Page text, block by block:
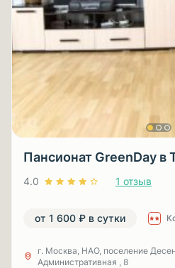
Пансионат GreenDay в
4.0 1 отзыв
от 1 600 ₽ в сутки
г. Москва, НАО, поселение
Административная , 8